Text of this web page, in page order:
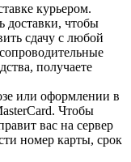
курьером.
доставки, чтобы
сдачу с любой
получаете
или оформлении в
Чтобы
вас на сервер
номер карты, срок